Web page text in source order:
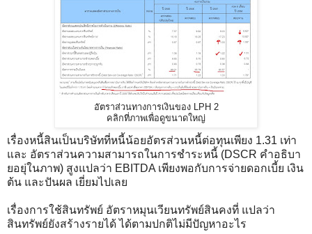
อัตราส่วนทางการเงินของ LPH 2
คลิกที่ภาพเพื่อดูขนาดใหญ่
เรื่องหนี้สินเป็นบริษัทที่หนี้น้อยอัตรส่วนหนี้ต่อทุนเพียง 1.31 เท่า
และ อัตราส่วนความสามารถในการชำระหนี้ (DSCR คำอธิบา
ยอยุ่ในภาพ) สูงแปลว่า EBITDA เพียงพอกับการจ่ายดอกเบี้ย เงิน
ต้น และปันผล เยี่ยมไปเลย
เรื่องการใช้สินทรัพย์ อัตราหมุนเวียนทรัพย์สินคงที่ แปลว่า
สินทรัพย์ยังสร้างรายได้ ได้ตามปกติไม่มีปัญหาอะไร